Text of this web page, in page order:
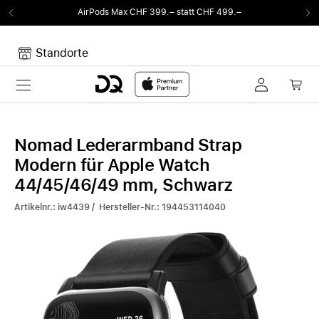
AirPods Max CHF 399.– statt CHF 499.–
Standorte
Toggle navigation
Nomad Lederarmband Strap
Modern für Apple Watch
44/45/46/49 mm, Schwarz
Artikelnr.: iw4439 / Hersteller-Nr.: 194453114040